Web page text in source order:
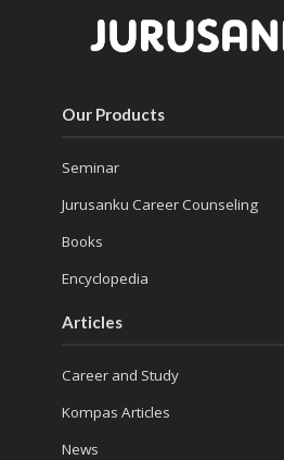
Our Products
Seminar
Jurusanku Career Counseling
Books
Encyclopedia
Articles
Career and Study
Kompas Articles
News